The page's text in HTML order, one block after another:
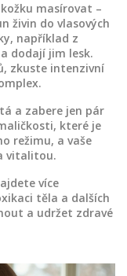
masírovat –
živin do vlasových
například z
dodají jim lesk.
zkuste intenzivní
a zabere jen pár
které je
režimu, a vaše
vitalitou.
více
těla a dalších
a udržet zdravé